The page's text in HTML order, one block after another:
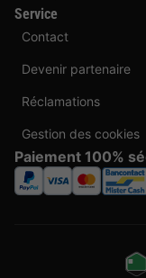
Service
Contact
Devenir partenaire
Réclamations
Gestion des cookies
Paiement 100%